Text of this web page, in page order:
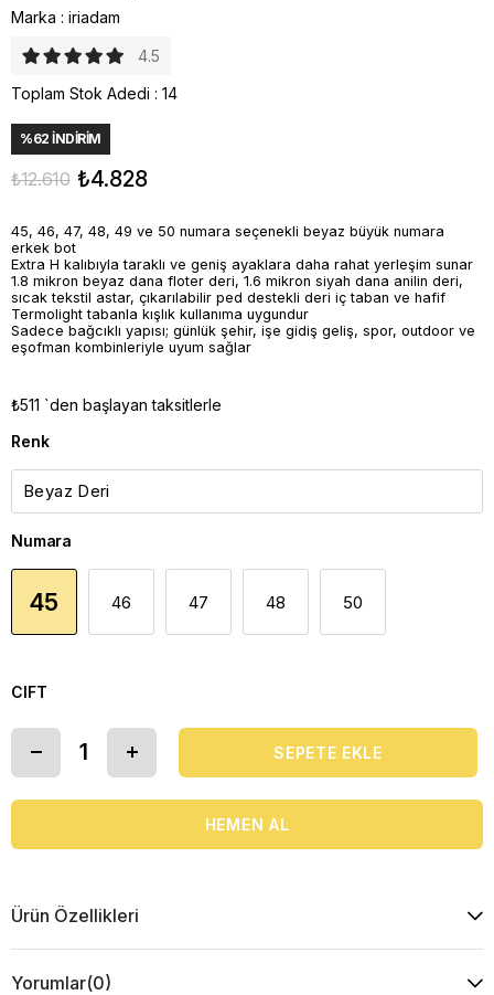
Marka : iriadam
4.5
Toplam Stok Adedi : 14
%62 İNDIRIM
₺12.610 ₺4.828
45, 46, 47, 48, 49 ve 50 numara seçenekli beyaz büyük numara
erkek bot
Extra H kalıbıyla taraklı ve geniş ayaklara daha rahat yerleşim sunar
1.8 mikron beyaz dana floter deri, 1.6 mikron siyah dana anilin deri,
sıcak tekstil astar, çıkarılabilir ped destekli deri iç taban ve hafif
Termolight tabanla kışlık kullanıma uygundur
Sadece bağcıklı yapısı; günlük şehir, işe gidiş geliş, spor, outdoor ve
eşofman kombinleriyle uyum sağlar
₺511 `den başlayan taksitlerle
Renk
Numara
45 46 47 48 50
CIFT
Ürün Özellikleri
Yorumlar(0)